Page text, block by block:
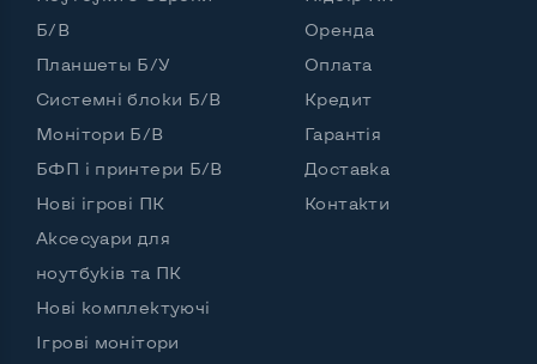
Intel Core i5-4200M (2,50 - 3,10 GHz)
Тип оперативної пам'яті
DDR3
Кількість слотів М_2
Можливості відеокарти:
Відеопроцесор ноутбука
Б/В
Планшеты Б/У
Системні блоки Б/В
Монітори Б/В
БФП і принтери Б/В
Нові ігрові ПК
Аксесуари для
ноутбуків та ПК
Нові комплектуючі
Ігрові монітори
Оренда
Оплата
Кредит
Гарантія
Доставка
Контакти